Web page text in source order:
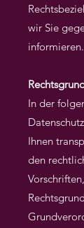
wir Sie
informieren.
In der
Ihnen
den